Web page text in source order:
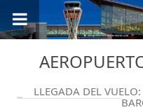
LLEGADA DEL